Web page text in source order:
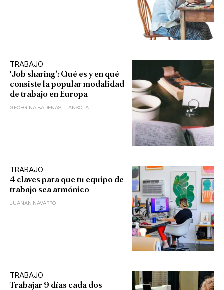
TRABAJO
‘Job sharing’: Qué es y en qué
consiste la popular modalidad
de trabajo en Europa
GEORGINA BADENAS LLANSOLA
TRABAJO
4 claves para que tu equipo de
trabajo sea armónico
JUANAN NAVARRO
TRABAJO
Trabajar 9 días cada dos